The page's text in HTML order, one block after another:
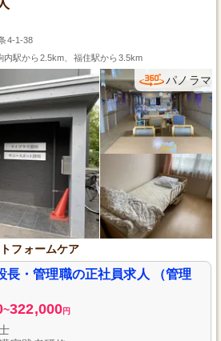
4-1-38
内駅から2.5km、福住駅から3.5km
パノラマ
フォームケア
長・管理職の正社員求人 （管理
~322,000円